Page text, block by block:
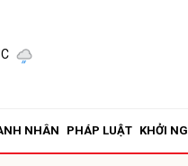
NHÂN PHÁP LUẬT KHỞI